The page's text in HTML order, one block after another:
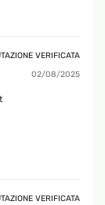
VERIFICATA
02/08/2025
VERIFICATA